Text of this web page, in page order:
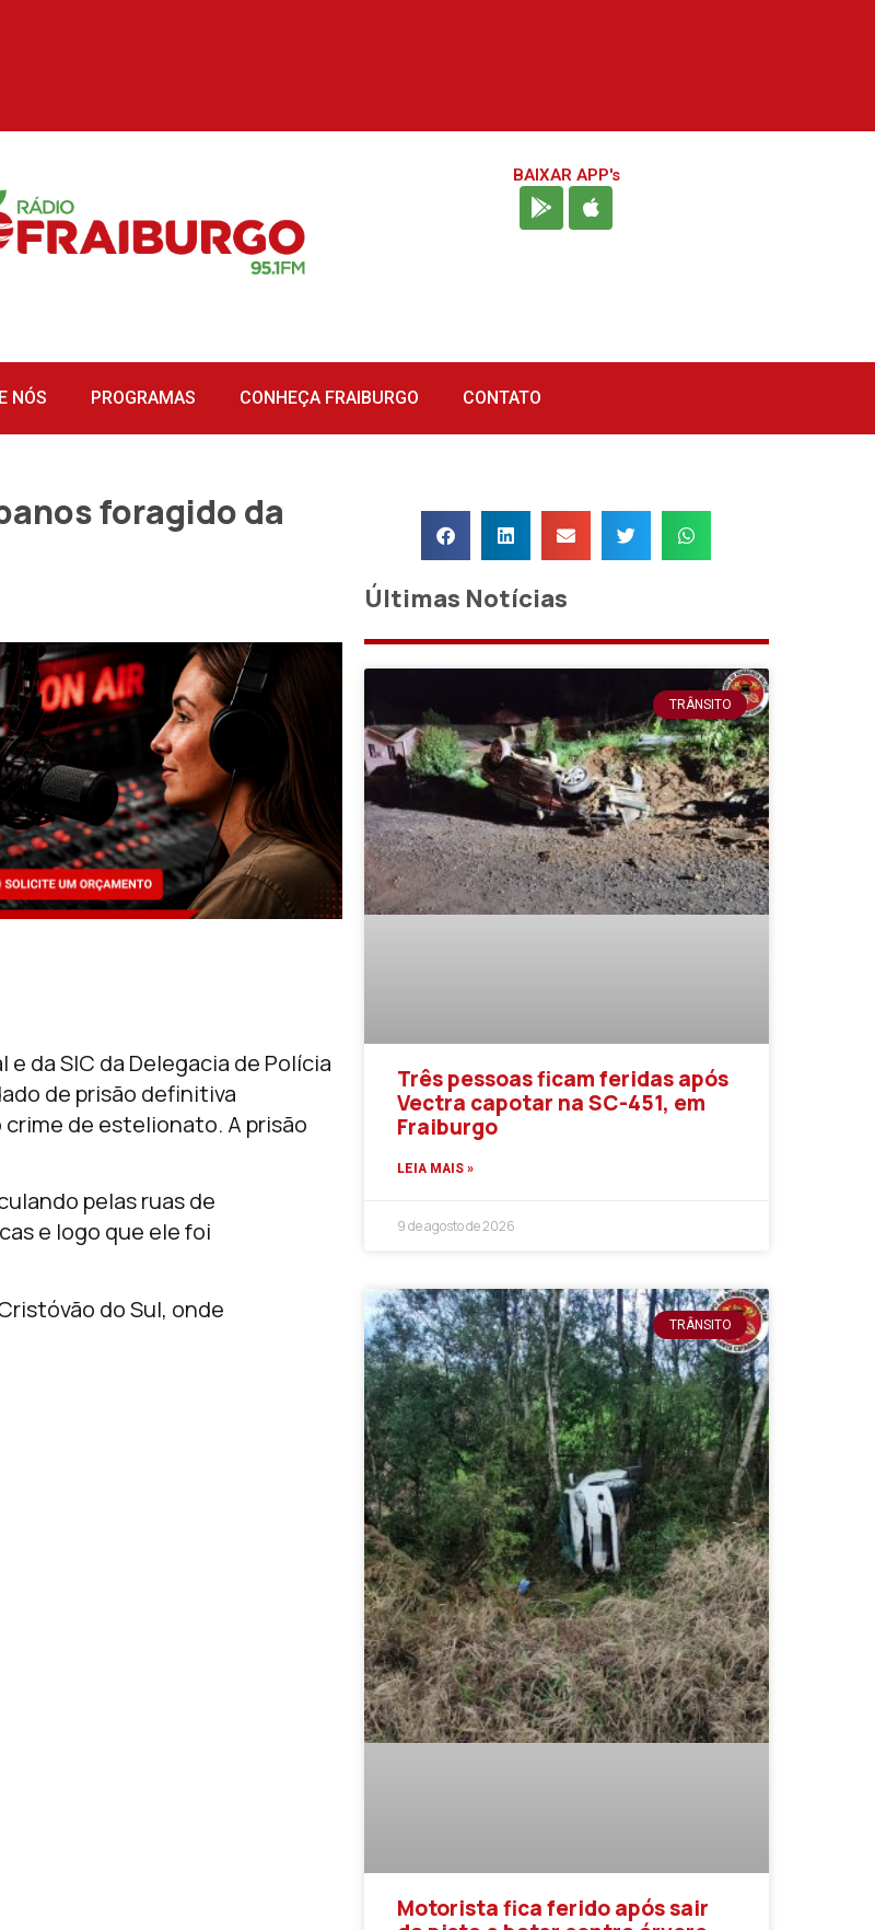
BAIXAR APP's
NÓS PROGRAMAS CONHEÇA FRAIBURGO CONTATO
foragido da
da SIC da Delegacia de Polícia
de prisão definitiva
de estelionato. A prisão
pelas ruas de
e logo que ele foi
do Sul, onde
Últimas Notícias
TRÂNSITO
Três pessoas ficam feridas após
Vectra capotar na SC-451, em
Fraiburgo
LEIA MAIS »
9 de agosto de 2026
TRÂNSITO
Motorista fica ferido após sair